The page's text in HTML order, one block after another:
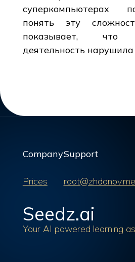
суперкомпьютерах
понять эту
показывает, что
деятельность нарушила
Company
Prices
Support
root@zhdanov.me
Seedz.ai
Your AI powered learning